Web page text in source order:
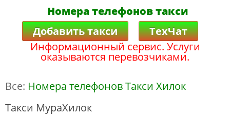
Номера телефонов такси
Добавить такси
ТехЧат
Информационный сервис. Услуги
оказываются перевозчиками.
Все: Номера телефонов Такси Хилок
Такси МураХилок